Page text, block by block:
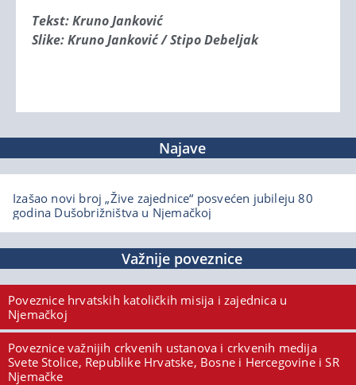
Tekst: Kruno Janković
Slike: Kruno Janković / Stipo Debeljak
Najave
Izašao novi broj „Žive zajednice“ posvećen jubileju 80
godina Dušobrižništva u Njemačkoj
Važnije poveznice
Poveznice hrvatskih katoličkih misija i zajednica u
Njemačkoj
Poveznice važnijih crkvenih ustanova i crkvenih medija
Svete Stolice, Republike Hrvatske, Bosne i Hercegovine i SR
Njemačke